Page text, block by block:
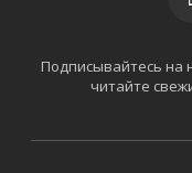
Подписывайтесь на
читайте